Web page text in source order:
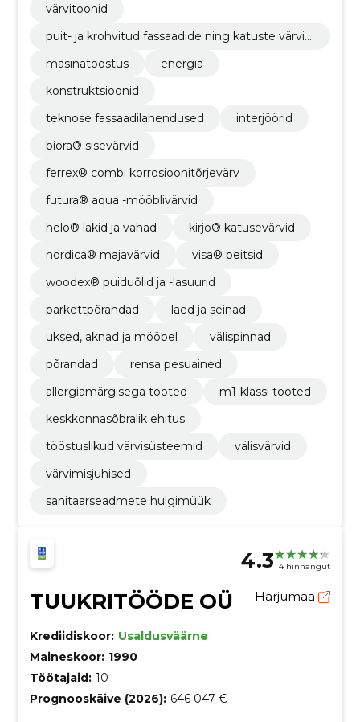
värvitoonid
puit- ja krohvitud fassaadide ning katuste värvi
masinatööstus
energia
konstruktsioonid
teknose fassaadilahendused
interjöörid
biora® sisevärvid
ferrex® combi korrosioonitõrjevärv
futura® aqua -mööblivärvid
helo® lakid ja vahad
kirjo® katusevärvid
nordica® majavärvid
visa® peitsid
woodex® puiduõlid ja -lasuurid
parkettpõrandad
laed ja seinad
uksed, aknad ja mööbel
välispinnad
põrandad
rensa pesuained
allergiamärgisega tooted
m1-klassi tooted
keskkonnasõbralik ehitus
tööstuslikud värvisüsteemid
välisvärvid
värvimisjuhised
sanitaarseadmete hulgimüük
4.3 4 hinnangut
TUUKRITÖÖDE OÜ Harjumaa
Krediidiskoor: Usaldusväärne
Maineskoor: 1990
Töötajaid: 10
Prognooskäive (2026): 646 047 €